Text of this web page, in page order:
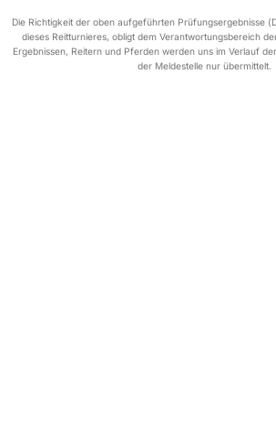
Die Richtigkeit der oben aufgeführten Prüfungsergebnisse
dieses Reitturnieres, obligt dem Verantwortungsbereich
Ergebnissen, Reitern und Pferden werden uns im Verlauf
der Meldestelle nur übermittelt.